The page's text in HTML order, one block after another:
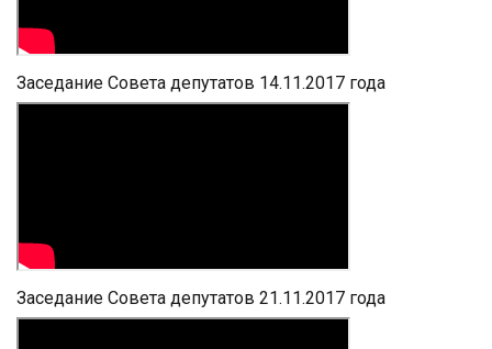
Заседание Совета депутатов 14.11.2017 года
Заседание Совета депутатов 21.11.2017 года